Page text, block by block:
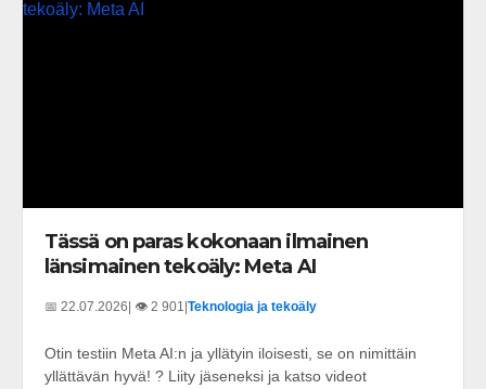
Tässä on paras kokonaan ilmainen
länsimainen tekoäly: Meta AI
📅 22.07.2026 | 👁️ 2 901 Teknologia ja tekoäly
Otin testiin Meta AI:n ja yllätyin iloisesti, se on nimittäin
yllättävän hyvä! ? Liity jäseneksi ja katso videot